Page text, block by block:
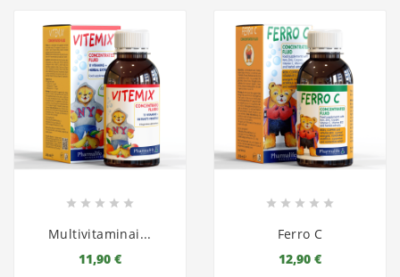
    
Multivitaminai...
11,90 €
    
Ferro C
12,90 €